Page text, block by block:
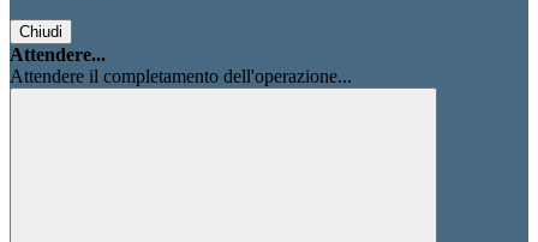
Chiudi
Attendere...
Attendere il completamento dell'operazione...